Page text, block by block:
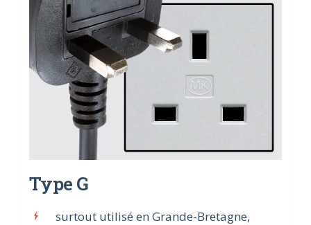
Type G
surtout utilisé en Grande-Bretagne,